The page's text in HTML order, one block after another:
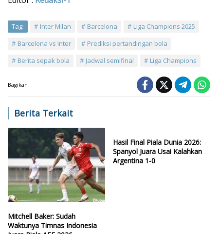
Tag: Inter Milan Barcelona
Liga Champions 2025
Barcelona vs Inter
Prediksi pertandingan bola
Berita sepak bola
Jadwal semifinal Liga Champions
Bagikan
Berita Terkait
Mitchell Baker: Sudah
Waktunya Timnas Indonesia
Hasil Final Piala Dunia 2026:
Spanyol Juara Usai Kalahkan
Argentina 1-0